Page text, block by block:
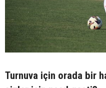
Turnuva için orada bir